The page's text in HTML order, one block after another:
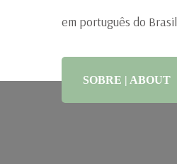
em português do Brasil
SOBRE | ABOUT